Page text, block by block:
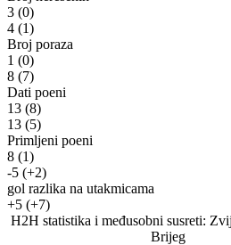
3 (0)
4 (1)
Broj poraza
1 (0)
8 (7)
Dati poeni
13 (8)
13 (5)
Primljeni poeni
8 (1)
-5 (+2)
gol razlika na utakmicama
+5 (+7)
H2H statistika i međusobni susreti:
Brijeg